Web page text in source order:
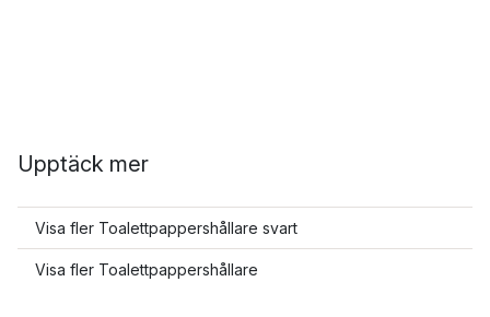
Upptäck mer
Visa fler Toalettpappershållare svart
Visa fler Toalettpappershållare